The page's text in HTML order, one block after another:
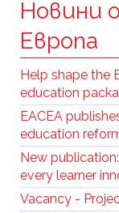
Новини
Европа
Help shape the
education
EACEA
education
New
every learner
Vacancy -